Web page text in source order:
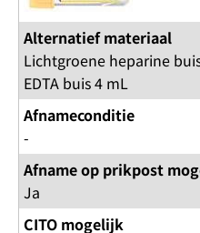
Alternatief materiaal
Lichtgroene heparine
EDTA buis 4 mL
Afnameconditie
-
Afname op prikpost
Ja
CITO mogelijk